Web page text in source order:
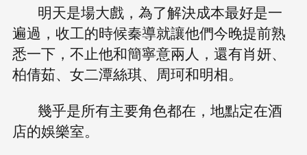
明天是場大戲，為了解決成本最好是一
遍過，收工的時候秦導就讓他們今晚提前熟
悉一下，不止他和簡寧意兩人，還有肖妍、
柏倩茹、女二潭絲琪、周珂和明相。
幾乎是所有主要角色都在，地點定在酒
店的娛樂室。